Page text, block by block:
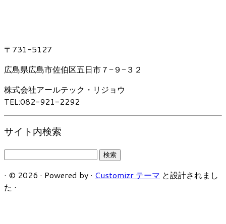
〒731-5127
広島県広島市佐伯区五日市７−９−３２
株式会社アールテック・リジョウ
TEL:082-921-2292
サイト内検索
検
· © 2026 · Powered by · Customizr テーマ と設計されまし
た ·